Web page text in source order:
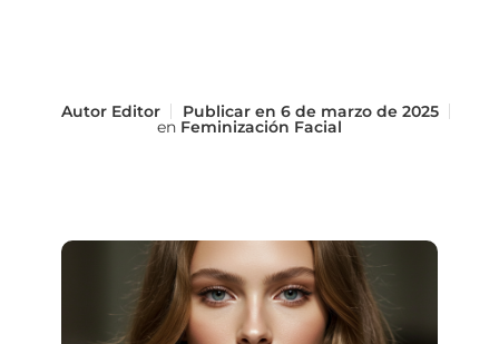
AutorEditor Publicar en 6 de marzo de 2025
en Feminización Facial